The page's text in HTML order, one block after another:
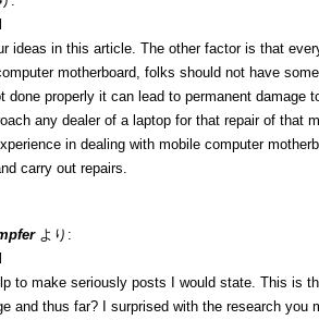
ideas in this article. The other factor is that
motherboard, folks should not have
done properly it can lead to permanent damage
any dealer of a laptop for that repair of that
in dealing with mobile computer
carry out repairs.
より:
to make seriously posts I would state. This is
and thus far? I surprised with the research you